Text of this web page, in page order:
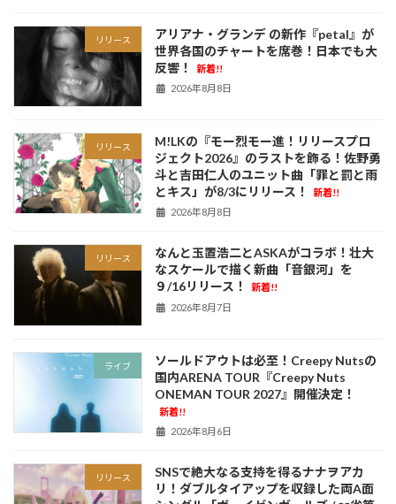
リリース
アリアナ・グランデ の新作『petal』が
世界各国のチャートを席巻！日本でも大
反響！
新着!!
2026年8月8日
リリース
M!LKの『モー烈モー進！リリースプロ
ジェクト2026』のラストを飾る！佐野勇
斗と吉田仁人のユニット曲「罪と罰と雨
とキス」が8/3にリリース！
新着!!
2026年8月8日
リリース
なんと玉置浩二とASKAがコラボ！壮大
なスケールで描く新曲「音銀河」を
９/16リリース！
新着!!
2026年8月7日
ライブ
ソールドアウトは必至！Creepy Nutsの
国内ARENA TOUR『Creepy Nuts
ONEMAN TOUR 2027』開催決定！
新着!!
2026年8月6日
リリース
SNSで絶大なる支持を得るナナヲアカ
リ！ダブルタイアップを収録した両A面